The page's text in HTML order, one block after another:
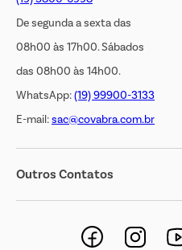
De segunda a sexta das
08h00 às 17h00. Sábados
das 08h00 às 14h00.
WhatsApp:(19) 99900-3133
E-mail:sac@covabra.com.br
Outros Contatos
Negócios Imobiliários
Novos Fornecedores